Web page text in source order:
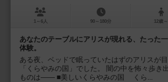
1～6人 90～180分 12歳～
あなたのテーブルにアリスが現れる、たった
体験。
ある夜、ベッドで眠っていたはずのアリスが
「くらやみの国」でした。 闇の中を怖々歩き
ものは―― ■美しいくらやみの国 くら...